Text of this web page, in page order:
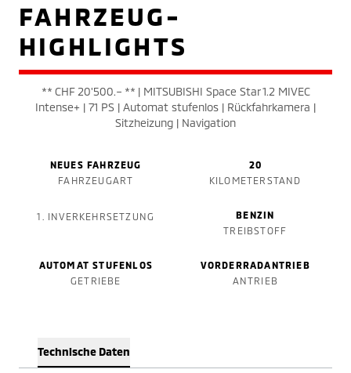
FAHRZEUG-
HIGHLIGHTS
** CHF 20'500.– ** | MITSUBISHI Space Star 1.2 MIVEC
Intense+ | 71 PS | Automat stufenlos | Rückfahrkamera |
Sitzheizung | Navigation
NEUES FAHRZEUG
FAHRZEUGART
20
KILOMETERSTAND
1. INVERKEHRSETZUNG
BENZIN
TREIBSTOFF
AUTOMAT STUFENLOS
GETRIEBE
VORDERRADANTRIEB
ANTRIEB
Technische Daten